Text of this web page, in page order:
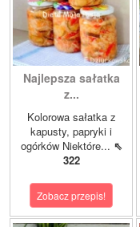
Najlepsza sałatka
z...
Kolorowa sałatka z
kapusty, papryki i
ogórków Niektóre... ⇖
322
Zobacz przepis!